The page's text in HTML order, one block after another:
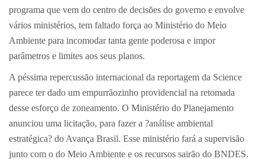
programa que vem do centro de decisões do governo e envolve
vários ministérios, tem faltado força ao Ministério do Meio
Ambiente para incomodar tanta gente poderosa e impor
parâmetros e limites aos seus planos.
A péssima repercussão internacional da reportagem da Science
parece ter dado um empurrãozinho providencial na retomada
desse esforço de zoneamento. O Ministério do Planejamento
anunciou uma licitação, para fazer a ?análise ambiental
estratégica? do Avança Brasil. Esse ministério fará a supervisão
junto com o do Meio Ambiente e os recursos sairão do BNDES.